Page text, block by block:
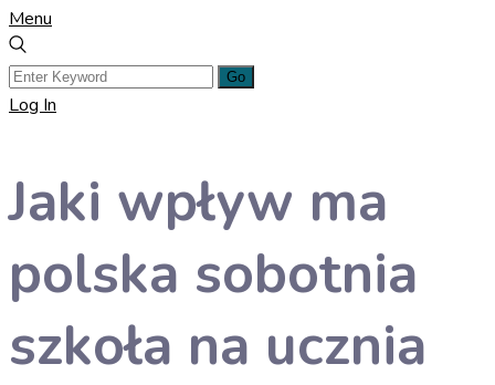
Menu
Log In
Jaki wpływ ma
polska sobotnia
szkoła na ucznia